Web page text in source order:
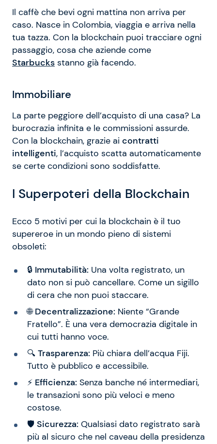
Il caffè che bevi ogni mattina non arriva per
caso. Nasce in Colombia, viaggia e arriva nella
tua tazza. Con la blockchain puoi tracciare ogni
passaggio, cosa che aziende come
Starbucks stanno già facendo.
Immobiliare
La parte peggiore dell’acquisto di una casa? La
burocrazia infinita e le commissioni assurde.
Con la blockchain, grazie ai contratti
intelligenti, l’acquisto scatta automaticamente
se certe condizioni sono soddisfatte.
I Superpoteri della Blockchain
Ecco 5 motivi per cui la blockchain è il tuo
supereroe in un mondo pieno di sistemi
obsoleti:
🔒 Immutabilità: Una volta registrato, un
dato non si può cancellare. Come un sigillo
di cera che non puoi staccare.
🌐Decentralizzazione: Niente “Grande
Fratello”. È una vera democrazia digitale in
cui tutti hanno voce.
🔍 Trasparenza: Più chiara dell’acqua Fiji.
Tutto è pubblico e accessibile.
⚡ Efficienza: Senza banche né intermediari,
le transazioni sono più veloci e meno
costose.
🛡️ Sicurezza: Qualsiasi dato registrato sarà
più al sicuro che nel caveau della presidenza